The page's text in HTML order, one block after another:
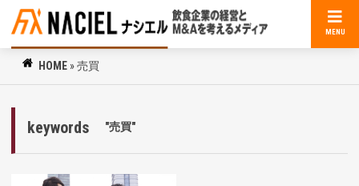
MENU
HOME »売買
keywords "売買"